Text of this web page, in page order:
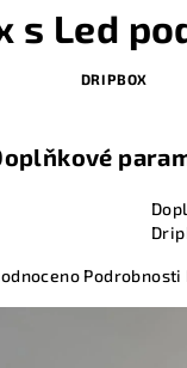
s Led
DRIPBOX
Podrobnosti